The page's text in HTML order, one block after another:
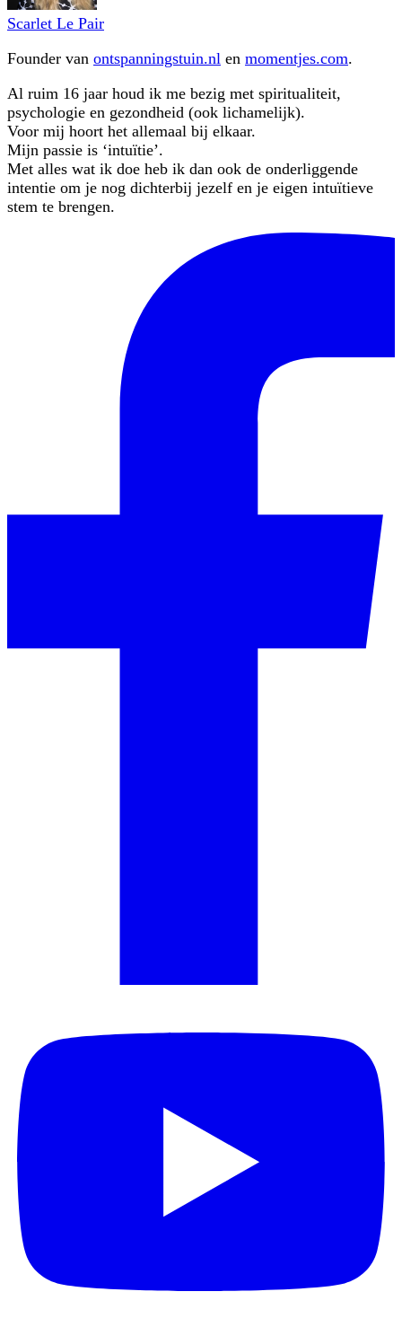
Scarlet Le Pair
Founder van ontspanningstuin.nl en momentjes.com.
Al ruim 16 jaar houd ik me bezig met spiritualiteit,
psychologie en gezondheid (ook lichamelijk).
Voor mij hoort het allemaal bij elkaar.
Mijn passie is ‘intuïtie’.
Met alles wat ik doe heb ik dan ook de onderliggende
intentie om je nog dichterbij jezelf en je eigen intuïtieve
stem te brengen.